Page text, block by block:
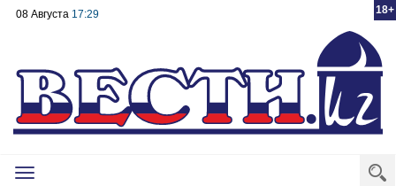
18+
08 Августа 17:29
Toggle